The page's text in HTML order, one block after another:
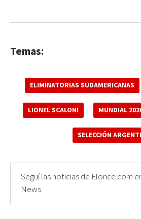
Temas:
ELIMINATORIAS SUDAMERICANAS
LIONEL SCALONI MUNDIAL
SELECCIÓN
Seguí las noticias de Elonce.com
News